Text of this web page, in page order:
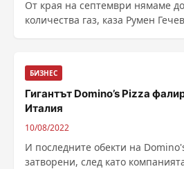
От края на септември нямаме
количества газ, каза Румен Гечев
БИЗНЕС
Гигантът Domino’s Pizza
Италия
10/08/2022
И последните обекти на
затворени, след като